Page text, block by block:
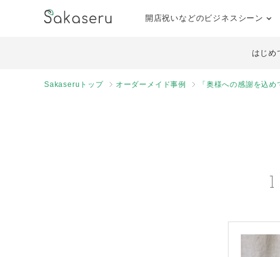
開店祝いなどのビジネスシーン
はじめ
Sakaseruトップ オーダーメイド事例 「奥様への感謝を込
1